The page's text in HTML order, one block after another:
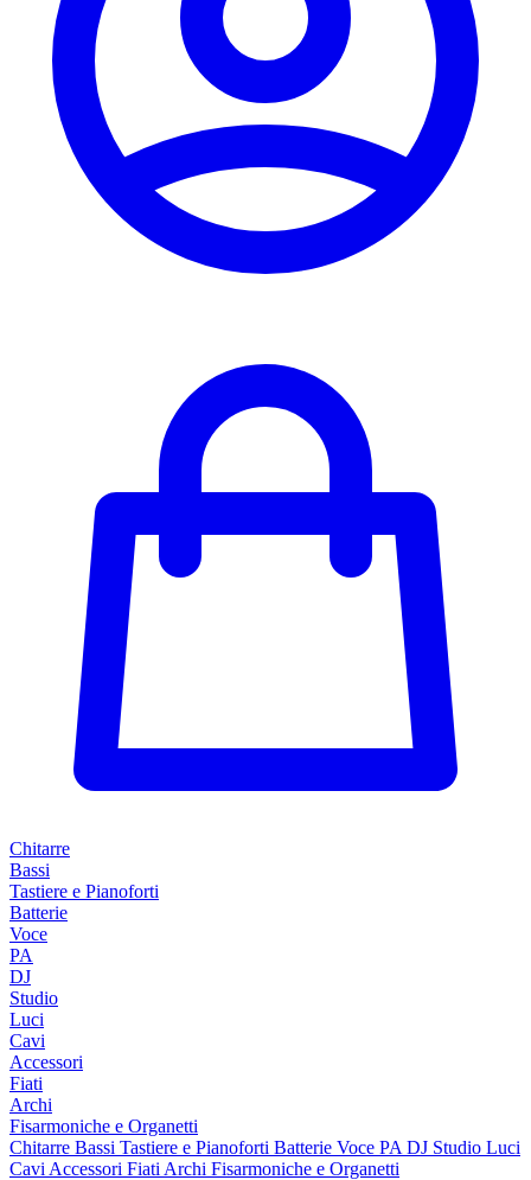
Chitarre
Bassi
Tastiere e Pianoforti
Batterie
Voce
PA
DJ
Studio
Luci
Cavi
Accessori
Fiati
Archi
Fisarmoniche e Organetti
Chitarre Bassi Tastiere e Pianoforti Batterie Voce PA DJ Studio Luci
Cavi Accessori Fiati Archi Fisarmoniche e Organetti